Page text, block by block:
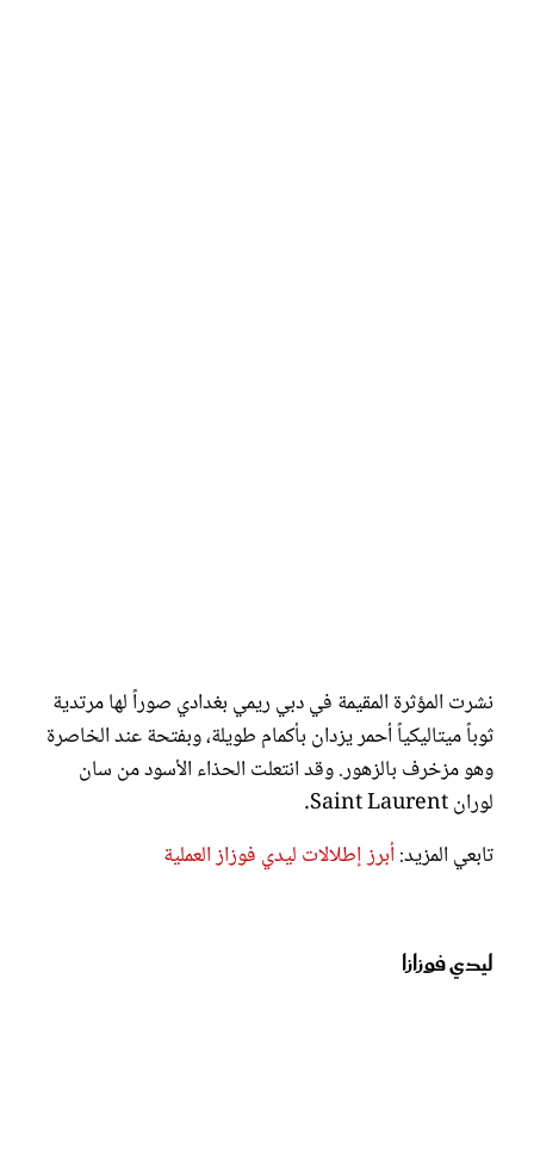
نشرت المؤثرة المقيمة في دبي ريمي بغدادي صوراً لها مرتدية
ثوباً ميتاليكياً أحمر يزدان بأكمام طويلة، وبفتحة عند الخاصرة
وهو مزخرف بالزهور. وقد انتعلت الحذاء الأسود من سان
لوران Saint Laurent.
تابعي المزيد:أبرز إطلالات ليدي فوزاز العملية
ليدي فوزازا